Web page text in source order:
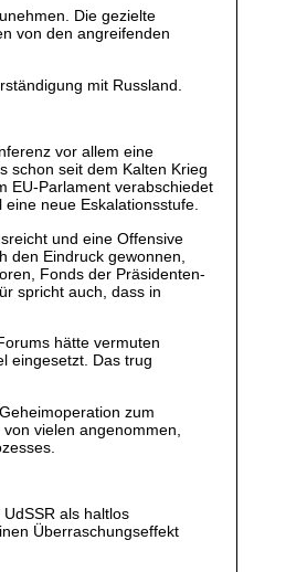
Die gezielte
von den angreifenden
mit Russland.
vor allem eine
schon seit dem Kalten Krieg
EU-Parlament verabschiedet
neue Eskalationsstufe.
und eine Offensive
den Eindruck gewonnen,
Fonds der Präsidenten-
spricht auch, dass in
hätte vermuten
eingesetzt. Das trug
zum
vielen angenommen,
als haltlos
Überraschungseffekt